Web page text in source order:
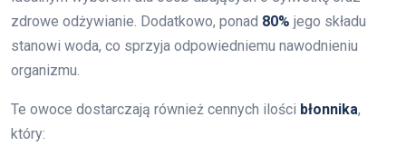
zdrowe odżywianie. Dodatkowo, ponad 80% jego składu
stanowi woda, co sprzyja odpowiedniemu nawodnieniu
organizmu.
Te owoce dostarczają również cennych ilości błonnika,
który: